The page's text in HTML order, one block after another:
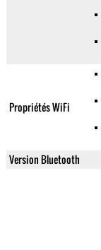
Propriétés WiFi
Version Bluetooth